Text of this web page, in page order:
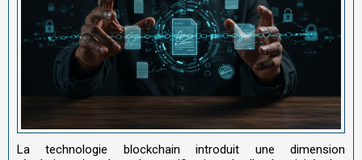
La technologie blockchain introduit une dimension